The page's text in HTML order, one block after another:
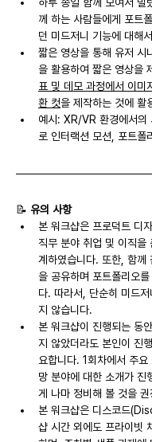
께 하는 사람들에게 포트
던 미드저니 기능에 대해
짧은 영상을 통해 유저
을 활용하여 짧은 영상을
표 및 데모 과정에서 이미
환 컷을 제작하는 것에 활
예시: XR/VR 환경에서의
로 인터랙션 모션, 포트폴
📝 유의 사항
본 워크샵은 프로덕트 디
직무 분야 취업 및 이직을
계하였습니다. 또한, 함께
을 공유하며 포트폴리오
다. 따라서, 단순히 미드
지 않습니다.
본 워크샵이 진행되는 동
지 않았더라도 본인이 진
요합니다. 1회차에서 주
망 분야에 대한 소개가 진
게 나마 정비해 볼 것을
본 워크샵은 디스코드
샵 시간 외에도 프라이빗